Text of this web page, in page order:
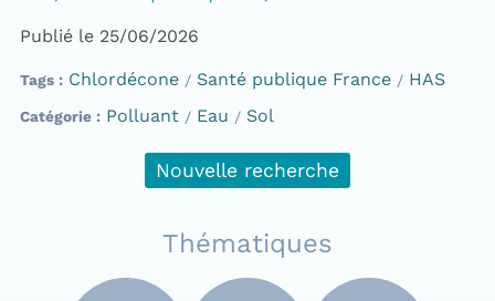
Publié le 25/06/2026
Tags Chlordécone Santé publique France HAS
Catégorie Polluant Eau Sol
Nouvelle recherche
Thématiques